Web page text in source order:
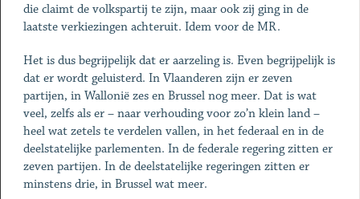
die claimt de volkspartij te zijn, maar ook zij ging in de
laatste verkiezingen achteruit. Idem voor de MR.
Het is dus begrijpelijk dat er aarzeling is. Even begrijpelijk is
dat er wordt geluisterd. In Vlaanderen zijn er zeven
partijen, in Wallonië zes en Brussel nog meer. Dat is wat
veel, zelfs als er – naar verhouding voor zo’n klein land –
heel wat zetels te verdelen vallen, in het federaal en in de
deelstatelijke parlementen. In de federale regering zitten er
zeven partijen. In de deelstatelijke regeringen zitten er
minstens drie, in Brussel wat meer.